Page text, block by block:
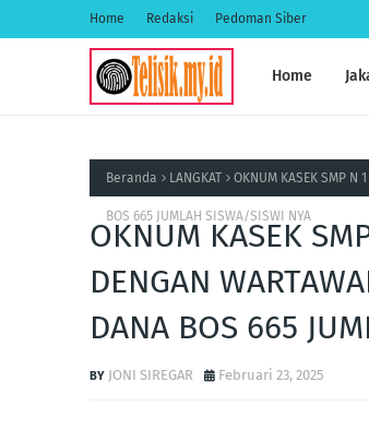
Home Redaksi Pedoman Siber
Home
Beranda LANGKAT OKNUM KASEK SMP N
BOS 665 JUMLAH SISWA/SISWI NYA
OKNUM KASEK
DENGAN
DANA BOS 665
JONI SIREGAR Februari 23, 2025